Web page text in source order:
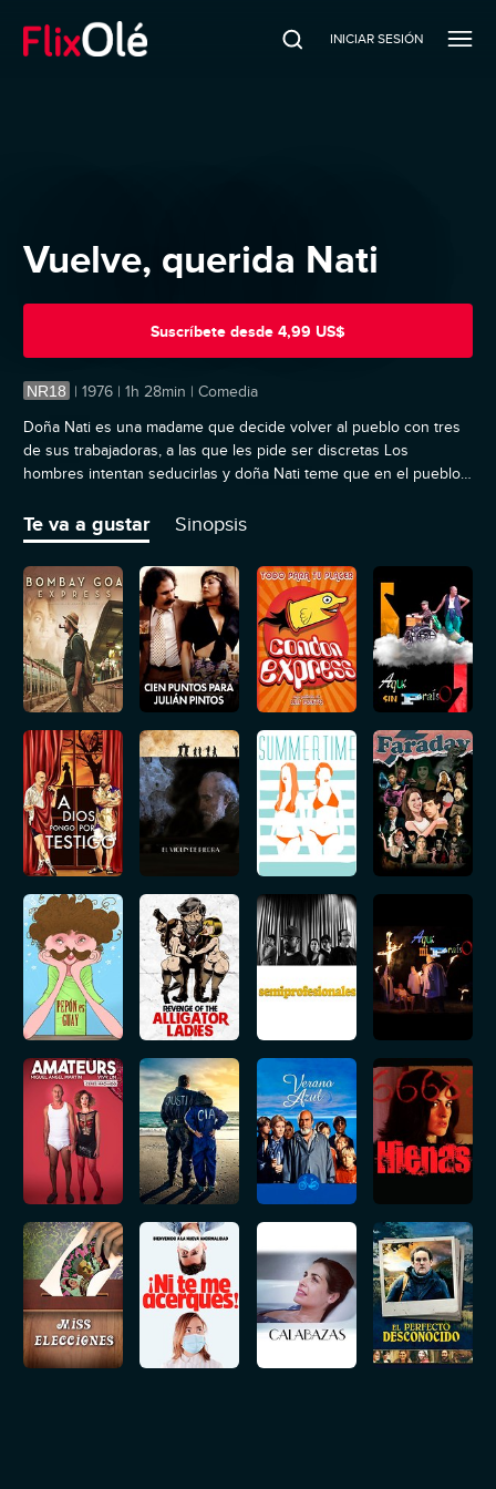
INICIAR SESIÓN
Vuelve, querida Nati
Suscríbete desde 4,99 US$
NR18 | 1976 | 1h 28min | Comedia
Doña Nati es una madame que decide volver al pueblo con tres
de sus trabajadoras, a las que les pide ser discretas Los
hombres intentan seducirlas y doña Nati teme que en el pueblo
Te va a gustar Sinopsis